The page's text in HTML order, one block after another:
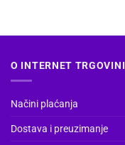
O INTERNET TRGOVINI
Načini plaćanja
Dostava i preuzimanje